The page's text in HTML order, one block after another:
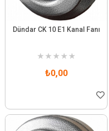
Dündar CK 10 E1 Kanal Fanı
★ ★ ★ ★ ★
₺0,00